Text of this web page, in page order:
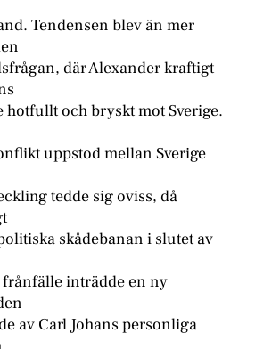
Tendensen blev än mer
där Alexander kraftigt
hotfullt och bryskt mot Sverige.
uppstod mellan Sverige
tedde sig oviss, då
skådebanan i slutet av
frånfälle inträdde en ny
av Carl Johans personliga